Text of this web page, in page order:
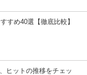
すめ40選【徹底比較】
ヒットの推移をチェッ